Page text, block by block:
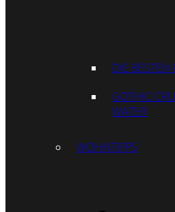
DIE BESTEN
GOTHIC
WATER
WOHNTIPPS